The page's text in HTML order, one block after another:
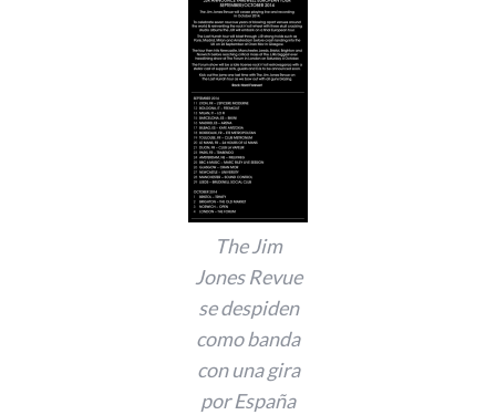
The Jim
Jones Revue
se despiden
como banda
con una gira
por España